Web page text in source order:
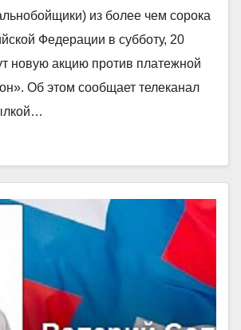
из более чем сорока
Федерации в субботу, 20
новую акцию против платежной
Об этом сообщает телеканал